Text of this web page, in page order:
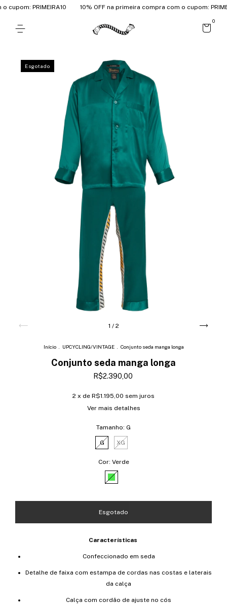
PRIMEIRA10 10% OFF na primeira compra com o cupom:
0
Esgotado
1 / 2
Início UPCYCLING/VINTAGE Conjunto seda manga longa
Conjunto seda manga longa
R$2.390,00
2 x de R$1.195,00 sem juros
Ver mais detalhes
Tamanho: G
G XG
Cor: Verde
Características
Confeccionado em seda
Detalhe de faixa com estampa de cordas nas costas e laterais
da calça
Calça com cordão de ajuste no cós